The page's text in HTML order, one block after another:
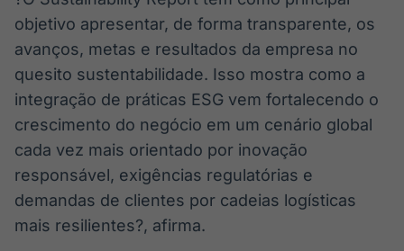
objetivo apresentar, de forma transparente, os
avanços, metas e resultados da empresa no
quesito sustentabilidade. Isso mostra como a
integração de práticas ESG vem fortalecendo o
crescimento do negócio em um cenário global
cada vez mais orientado por inovação
responsável, exigências regulatórias e
demandas de clientes por cadeias logísticas
mais resilientes?, afirma.